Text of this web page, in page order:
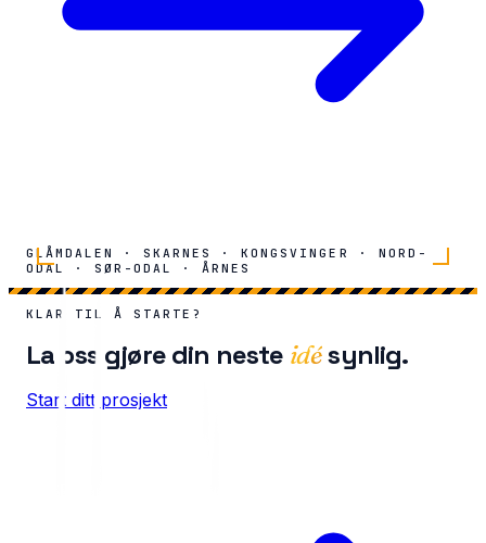
GLÅMDALEN · SKARNES · KONGSVINGER · NORD-
ODAL · SØR-ODAL · ÅRNES
KLAR TIL Å STARTE?
La oss gjøre din neste idésynlig.
Start ditt prosjekt